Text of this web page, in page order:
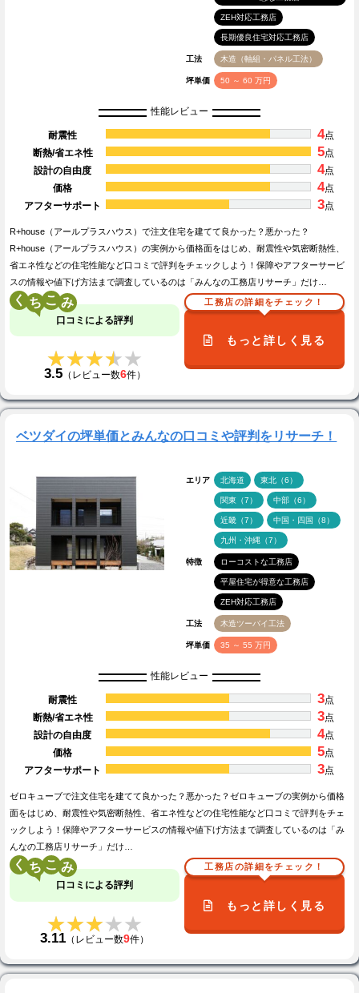
ZEH対応工務店
長期優良住宅対応工務店
工法 木造（軸組・パネル工法）
坪単価 50 ～ 60 万円
性能レビュー
耐震性 4点
断熱/省エネ性
5点
設計の自由度
4点
価格
4点
アフターサポート
3点
R+house（アールプラスハウス）で注文住宅を建てて良かった？悪かった？
R+house（アールプラスハウス）の実例から価格面をはじめ、耐震性や気密断熱性、
省エネ性などの住宅性能など口コミで評判をチェックしよう！保障やアフターサービ
スの情報や値下げ方法まで調査しているのは「みんなの工務店リサーチ」だけ…
く こ
口コミによる評判
★★★★★
★★★★★
3.5（レビュー数6件）
工務店の詳細をチェック！
もっと詳しく見る
ベツダイの坪単価とみんなの口コミや評判をリサーチ！
エリア 北海道 東北（6）
関東（7） 中部（6）
近畿（7） 中国・四国（8）
九州・沖縄（7）
特徴 ローコストな工務店
平屋住宅が得意な工務店
ZEH対応工務店
工法 木造ツーバイ工法
坪単価 35 ～ 55 万円
性能レビュー
耐震性 3点
断熱/省エネ性
3点
設計の自由度
4点
価格
5点
アフターサポート
3点
ゼロキューブで注文住宅を建てて良かった？悪かった？ゼロキューブの実例から価格
面をはじめ、耐震性や気密断熱性、省エネ性などの住宅性能など口コミで評判をチェ
ックしよう！保障やアフターサービスの情報や値下げ方法まで調査しているのは「み
んなの工務店リサーチ」だけ…
く こ
口コミによる評判
★★★★★
★★★★★
3.11 （レビュー数9件）
工務店の詳細をチェック！
もっと詳しく見る